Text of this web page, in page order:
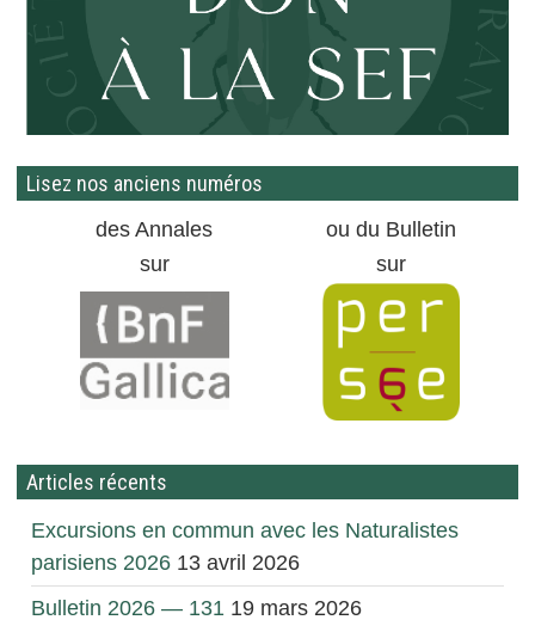
Lisez nos anciens numéros
des Annales
ou du Bulletin
sur
sur
Articles récents
Excursions en commun avec les Naturalistes
parisiens 2026 13 avril 2026
Bulletin 2026 — 131 19 mars 2026